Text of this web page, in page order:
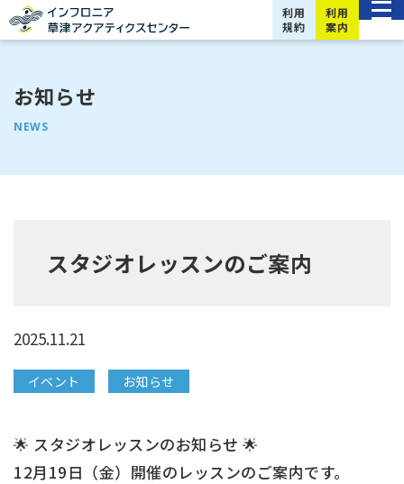
利用
規約
利用
案内
NEWS
お知らせ
スタジオレッスンのご案内
2025.11.21
イベント お知らせ
🌟 スタジオレッスンのお知らせ 🌟
12月19日（金）開催のレッスンのご案内です。